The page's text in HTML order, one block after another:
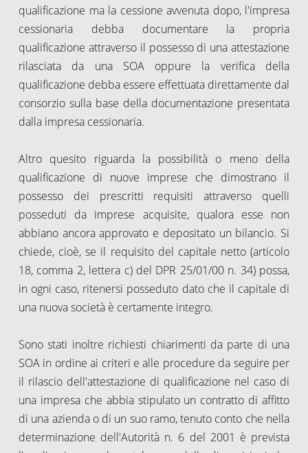
qualificazione ma la cessione avvenuta dopo, l'impresa
cessionaria debba documentare la propria
qualificazione attraverso il possesso di una attestazione
rilasciata da una SOA oppure la verifica della
qualificazione debba essere effettuata direttamente dal
consorzio sulla base della documentazione presentata
dalla impresa cessionaria.
Altro quesito riguarda la possibilità o meno della
qualificazione di nuove imprese che dimostrano il
possesso dei prescritti requisiti attraverso quelli
posseduti da imprese acquisite, qualora esse non
abbiano ancora approvato e depositato un bilancio. Si
chiede, cioè, se il requisito del capitale netto (articolo
18, comma 2, lettera c) del DPR 25/01/00 n. 34) possa,
in ogni caso, ritenersi posseduto dato che il capitale di
una nuova società è certamente integro.
Sono stati inoltre richiesti chiarimenti da parte di una
SOA in ordine ai criteri e alle procedure da seguire per
il rilascio dell'attestazione di qualificazione nel caso di
una impresa che abbia stipulato un contratto di affitto
di una azienda o di un suo ramo, tenuto conto che nella
determinazione dell'Autorità n. 6 del 2001 è prevista